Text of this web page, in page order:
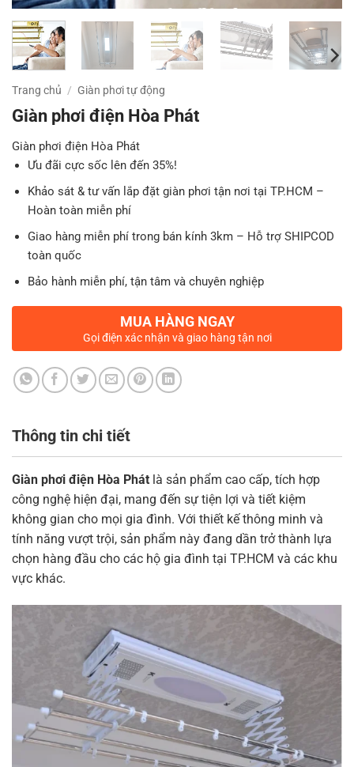
Trang chủ / Giàn phơi tự động
Giàn phơi điện Hòa Phát
Giàn phơi điện Hòa Phát
Ưu đãi cực sốc lên đến 35%!
Khảo sát & tư vấn lắp đặt giàn phơi tận nơi tại TP.HCM –
Hoàn toàn miễn phí
Giao hàng miễn phí trong bán kính 3km – Hỗ trợ SHIPCOD
toàn quốc
Bảo hành miễn phí, tận tâm và chuyên nghiệp
MUA HÀNG NGAY
Gọi điện xác nhận và giao hàng tận nơi
Thông tin chi tiết
Giàn phơi điện Hòa Phát là sản phẩm cao cấp, tích hợp
công nghệ hiện đại, mang đến sự tiện lợi và tiết kiệm
không gian cho mọi gia đình. Với thiết kế thông minh và
tính năng vượt trội, sản phẩm này đang dần trở thành lựa
chọn hàng đầu cho các hộ gia đình tại TP.HCM và các khu
vực khác.